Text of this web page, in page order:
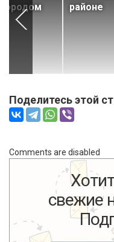
районе
Поделитесь этой
Comments are disabled
свежие